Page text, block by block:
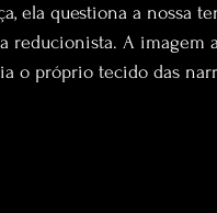
ela questiona a nossa
reducionista. A imagem
o próprio tecido das